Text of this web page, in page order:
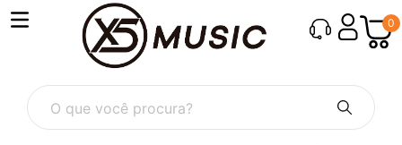
0
O que você procura?